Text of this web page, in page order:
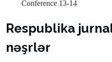
Conference 13-14
Respublika
nəşrlər